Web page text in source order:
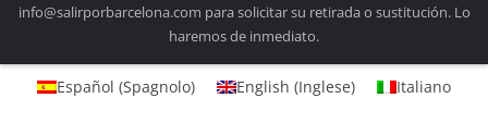
info@salirporbarcelona.com para solicitar su retirada o sustitución. Lo
haremos de inmediato.
Español (Spagnolo) English (Inglese) Italiano